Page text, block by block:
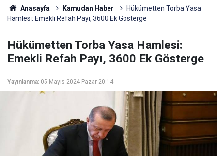
Anasayfa Kamudan Haber
Hükümetten Torba Yasa
Hamlesi: Emekli Refah Payı, 3600 Ek Gösterge
Hükümetten Torba Yasa Hamlesi:
Emekli Refah Payı, 3600 Ek Gösterge
Yayınlanma: 05 Mayıs 2024 Pazar 20:14